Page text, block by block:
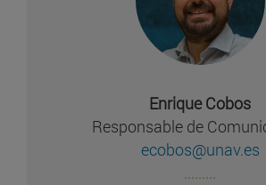
Enrique Cobos
Responsable de
ecobos@unav.es
.........